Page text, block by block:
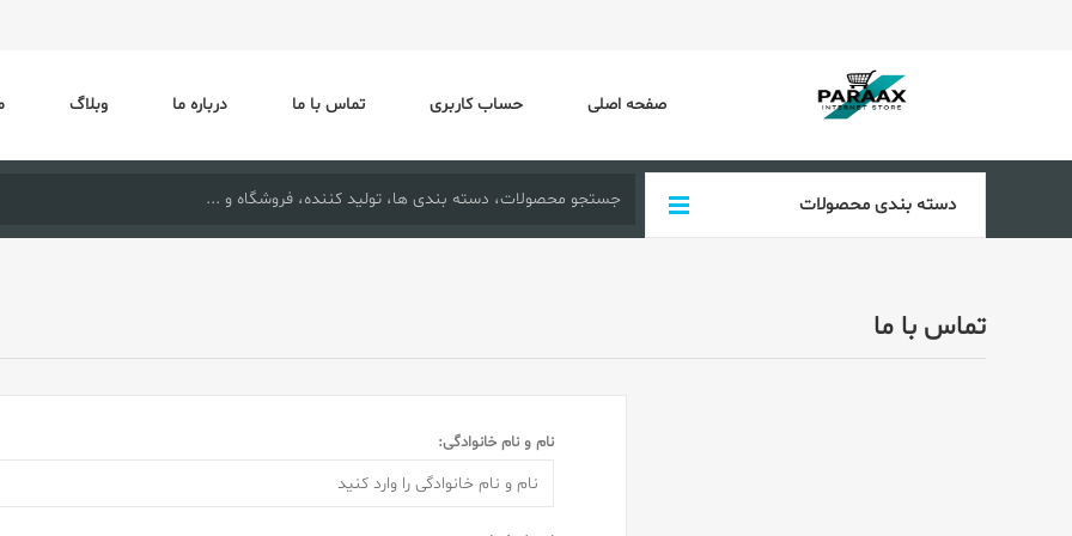
صفحه اصلی حساب کاربری تماس با ما درباره ما وبلاگ
دسته بندی محصولات
تماس با ما
نام و نام خانوادگی: